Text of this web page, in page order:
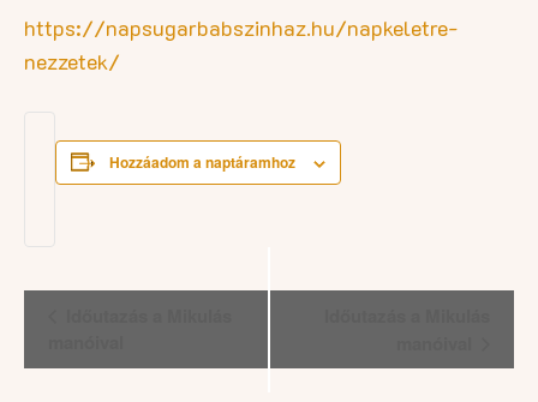
https://napsugarbabszinhaz.hu/napkeletre-
nezzetek/
Hozzáadom a naptáramhoz
Esemény